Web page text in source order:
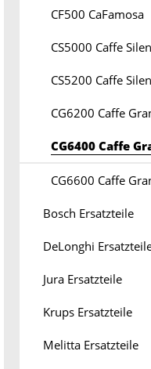
CF500 CaFamosa
CS5000 Caffe
CS5200 Caffe
CG6200 Caffe
CG6400 Caffe
CG6600 Caffe
Bosch Ersatzteile
DeLonghi
Jura Ersatzteile
Krups Ersatzteile
Melitta Ersatzteile